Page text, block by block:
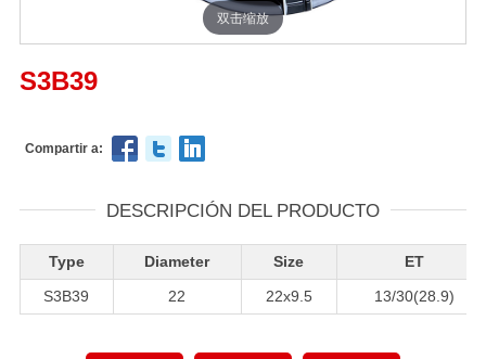
双击缩放
S3B39
Compartir a:
DESCRIPCIÓN DEL PRODUCTO
Type Diameter Size
ET
S3B39
22 22x9.5 13/30(28.9)